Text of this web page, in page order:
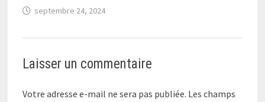
septembre 24, 2024
Laisser un commentaire
Votre adresse e-mail ne sera pas publiée. Les champs